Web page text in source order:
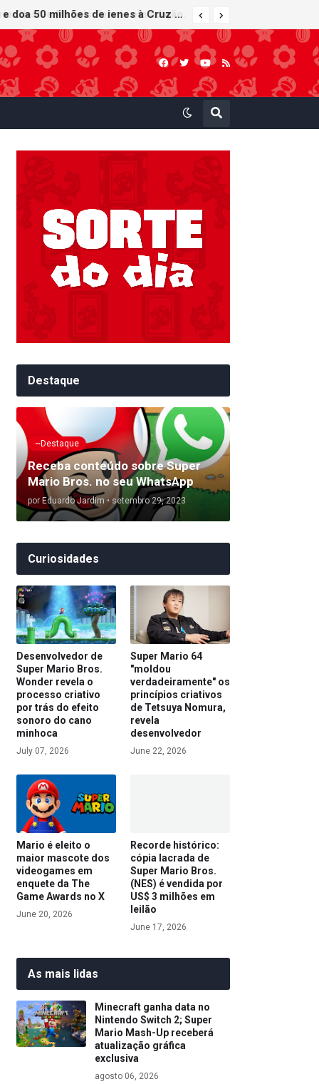
Nintendo Music recebe trilhas sonoras de Virtual Boy Wario Land, Mario Clash e Mario's Tennis em adição histórica ao catálogo
Destaque
~Destaque
Receba conteúdo sobre Super
Mario Bros. no seu WhatsApp
por Eduardo Jardim • setembro 29, 2023
Curiosidades
Desenvolvedor de
Super Mario Bros.
Wonder revela o
processo criativo
por trás do efeito
sonoro do cano
minhoca
July 07, 2026
Super Mario 64
"moldou
verdadeiramente" os
princípios criativos
de Tetsuya Nomura,
revela
desenvolvedor
June 22, 2026
Mario é eleito o
maior mascote dos
videogames em
enquete da The
Game Awards no X
June 20, 2026
Recorde histórico:
cópia lacrada de
Super Mario Bros.
(NES) é vendida por
US$ 3 milhões em
leilão
June 17, 2026
As mais lidas
Minecraft ganha data no
Nintendo Switch 2; Super
Mario Mash-Up receberá
atualização gráfica
exclusiva
agosto 06, 2026